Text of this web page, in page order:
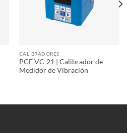
CALIBRADORES
PCE VC-21 | Calibrador de
Medidor de Vibración